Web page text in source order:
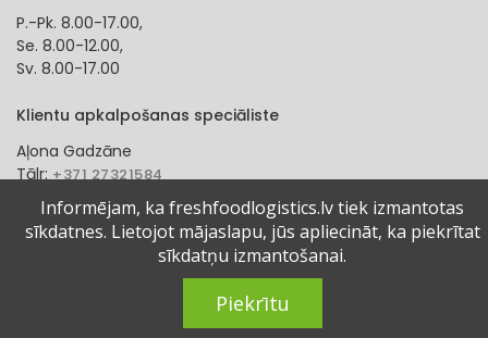
P.-Pk. 8.00-17.00,
Se. 8.00-12.00,
Sv. 8.00-17.00
Klientu apkalpošanas speciāliste
Aļona Gadzāne
Tālr:+371 27321584
e-pasts: alona.gadzane@freshfoodlogistics.lv
© 2024 Fresh Food Logistics SIA. Visas tiesības aizsargātas.
Informējam, ka freshfoodlogistics.lv tiek izmantotas
sīkdatnes. Lietojot mājaslapu, jūs apliecināt, ka piekrītat
sīkdatņu izmantošanai.
Piekrītu